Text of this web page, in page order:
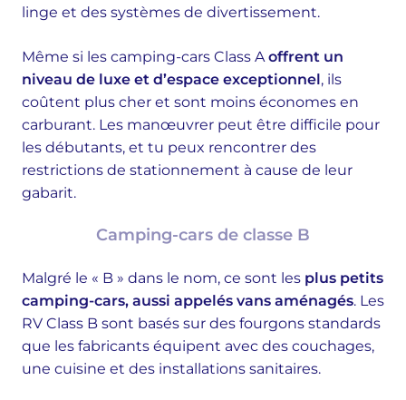
linge et des systèmes de divertissement.
Même si les camping-cars Class Aoffrent un
niveau de luxe et d’espace exceptionnel, ils
coûtent plus cher et sont moins économes en
carburant. Les manœuvrer peut être difficile pour
les débutants, et tu peux rencontrer des
restrictions de stationnement à cause de leur
gabarit.
Camping-cars de classe B
Malgré le « B » dans le nom, ce sont les plus petits
camping-cars, aussi appelés vans aménagés. Les
RV Class B sont basés sur des fourgons standards
que les fabricants équipent avec des couchages,
une cuisine et des installations sanitaires.